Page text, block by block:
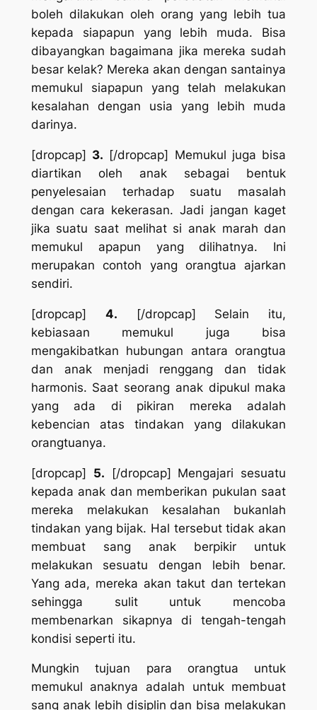
boleh dilakukan oleh orang yang lebih tua
kepada siapapun yang lebih muda. Bisa
dibayangkan bagaimana jika mereka sudah
besar kelak? Mereka akan dengan santainya
memukul siapapun yang telah melakukan
kesalahan dengan usia yang lebih muda
darinya.
[dropcap] 3. [/dropcap] Memukul juga bisa
diartikan oleh anak sebagai bentuk
penyelesaian terhadap suatu masalah
dengan cara kekerasan. Jadi jangan kaget
jika suatu saat melihat si anak marah dan
memukul apapun yang dilihatnya. Ini
merupakan contoh yang orangtua ajarkan
sendiri.
[dropcap] 4. [/dropcap] Selain itu,
kebiasaan memukul juga bisa
mengakibatkan hubungan antara orangtua
dan anak menjadi renggang dan tidak
harmonis. Saat seorang anak dipukul maka
yang ada di pikiran mereka adalah
kebencian atas tindakan yang dilakukan
orangtuanya.
[dropcap] 5. [/dropcap] Mengajari sesuatu
kepada anak dan memberikan pukulan saat
mereka melakukan kesalahan bukanlah
tindakan yang bijak. Hal tersebut tidak akan
membuat sang anak berpikir untuk
melakukan sesuatu dengan lebih benar.
Yang ada, mereka akan takut dan tertekan
sehingga sulit untuk mencoba
membenarkan sikapnya di tengah-tengah
kondisi seperti itu.
Mungkin tujuan para orangtua untuk
memukul anaknya adalah untuk membuat
sang anak lebih disiplin dan bisa melakukan